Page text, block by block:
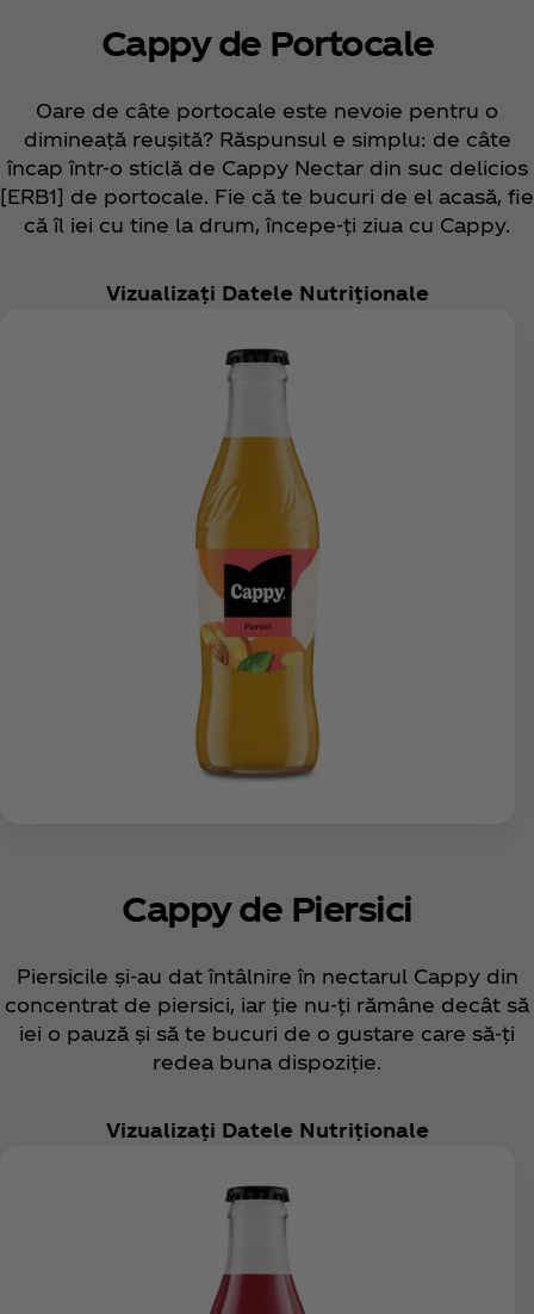
Cappy de Portocale
Oare de câte portocale este nevoie pentru o
dimineață reușită? Răspunsul e simplu: de câte
încap într-o sticlă de Cappy Nectar din suc delicios
[ERB1] de portocale. Fie că te bucuri de el acasă, fie
că îl iei cu tine la drum, începe-ți ziua cu Cappy.
Vizualizați Datele Nutriționale
Cappy de Piersici
Piersicile și-au dat întâlnire în nectarul Cappy din
concentrat de piersici, iar ție nu-ți rămâne decât să
iei o pauză și să te bucuri de o gustare care să-ți
redea buna dispoziție.
Vizualizați Datele Nutriționale